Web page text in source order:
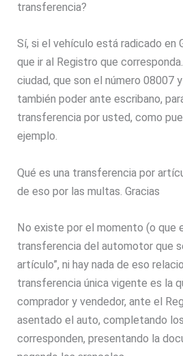
transferencia?
Sí, si el vehículo está radicado en
que ir al Registro que
ciudad, que son el número 08007
también poder ante escribano,
transferencia por usted, como
ejemplo.
Qué es una transferencia por
de eso por las multas. Gracias
No existe por el momento (o que
transferencia del automotor que
artículo”, ni hay nada de eso
transferencia única vigente es la
comprador y vendedor, ante el
asentado el auto, completando
corresponden, presentando la